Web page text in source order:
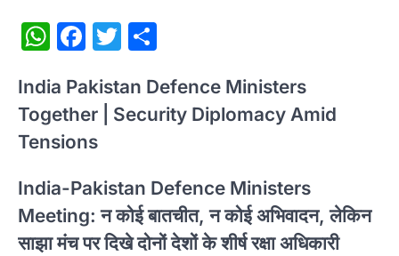
WhatsApp
Facebook
Twitter
India Pakistan Defence Ministers
Together | Security Diplomacy Amid
Tensions
India-Pakistan Defence Ministers
Meeting: न कोई बातचीत, न कोई अभिवादन, लेकिन
साझा मंच पर दिखे दोनों देशों के शीर्ष रक्षा अधिकारी